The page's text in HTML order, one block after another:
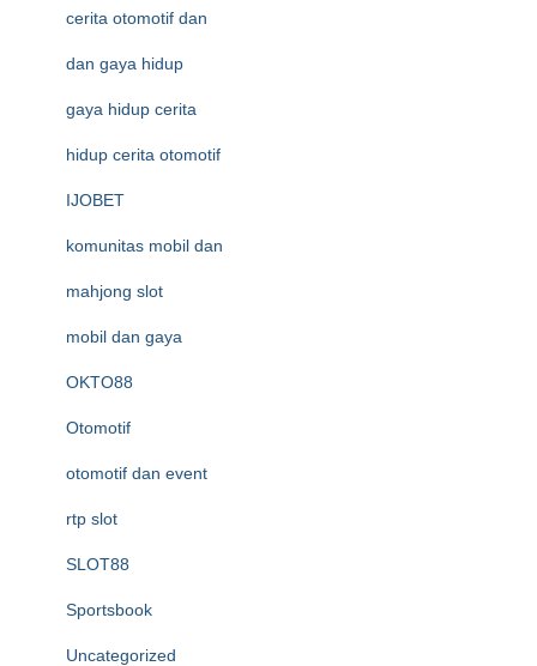
cerita otomotif dan
dan gaya hidup
gaya hidup cerita
hidup cerita otomotif
IJOBET
komunitas mobil dan
mahjong slot
mobil dan gaya
OKTO88
Otomotif
otomotif dan event
rtp slot
SLOT88
Sportsbook
Uncategorized